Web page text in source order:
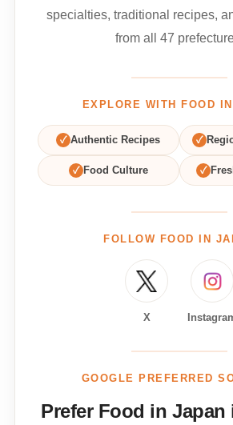
specialties, traditional recipes,
from all 47
EXPLORE WITH FOOD
✓ Authentic Recipes ✓
✓ Food Culture ✓
FOLLOW FOOD IN
X
GOOGLE PREFERRED
Prefer Food in Japan